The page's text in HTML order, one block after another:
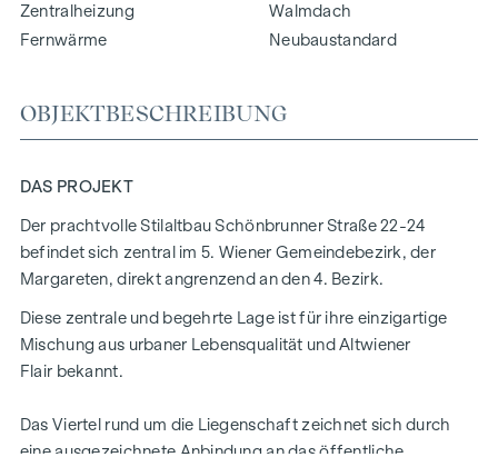
Zentralheizung
Fernwärme
Walmdach
Neubaustandard
OBJEKTBESCHREIBUNG
DAS PROJEKT
Der prachtvolle Stilaltbau Schönbrunner Straße 22-24
befindet sich zentral im 5. Wiener Gemeindebezirk, der
Margareten, direkt angrenzend an den 4. Bezirk.
Diese zentrale und begehrte Lage ist für ihre einzigartige
Mischung aus urbaner Lebensqualität und Altwiener
Flair bekannt.
Das Viertel rund um die Liegenschaft zeichnet sich durch
eine ausgezeichnete Anbindung an das öffentliche